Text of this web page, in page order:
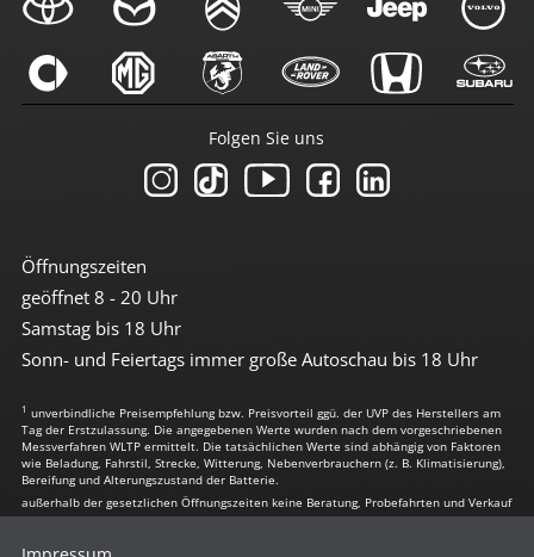
Öffnungszeiten
geöffnet 8 - 20 Uhr
Samstag bis 18 Uhr
Sonn- und Feiertags immer große Autoschau bis 18 Uhr
Folgen Sie uns
1 unverbindliche Preisempfehlung bzw. Preisvorteil ggü. der UVP des Herstellers am
Tag der Erstzulassung. Die angegebenen Werte wurden nach dem vorgeschriebenen
Messverfahren WLTP ermittelt. Die tatsächlichen Werte sind abhängig von Faktoren
wie Beladung, Fahrstil, Strecke, Witterung, Nebenverbrauchern (z. B. Klimatisierung),
Bereifung und Alterungszustand der Batterie.
außerhalb der gesetzlichen Öffnungszeiten keine Beratung, Probefahrten und Verkauf